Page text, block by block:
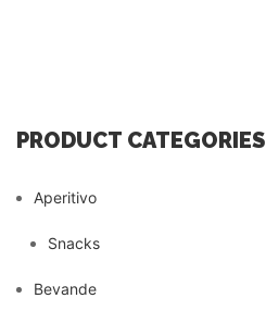
PRODUCT CATEGORIES
Aperitivo
Snacks
Bevande